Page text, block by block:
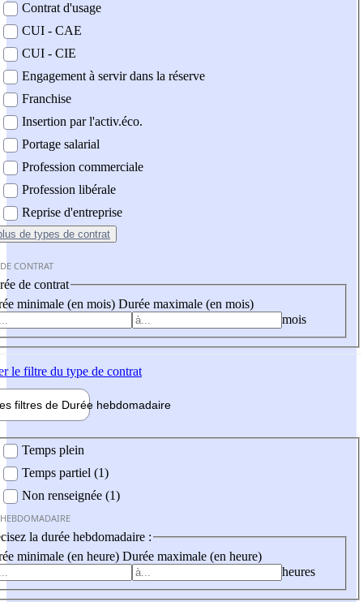
Contrat d'usage
CUI - CAE
CUI - CIE
Engagement à servir dans la réserve
Franchise
Insertion par l'activ.éco.
Portage salarial
Profession commerciale
Profession libérale
Reprise d'entreprise
de types de contrat
CONTRAT
de contrat
minimale (en mois) Durée maximale (en mois)
mois
le filtre du type de contrat
filtres de Durée hebdomadaire
Temps plein
Temps partiel (1)
Non renseignée (1)
la durée hebdomadaire :
minimale (en heure) Durée maximale (en heure)
heures